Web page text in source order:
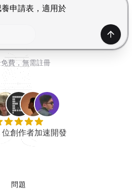
換行
產生
費，無需註冊
位創作者加速開發
問題